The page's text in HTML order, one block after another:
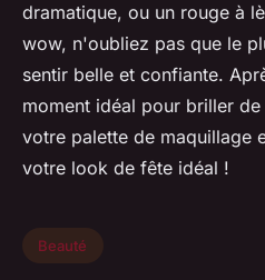
dramatique, ou un rouge à
wow, n'oubliez pas que le
sentir belle et confiante.
moment idéal pour briller
votre palette de maquillage
votre look de fête idéal !
Beauté